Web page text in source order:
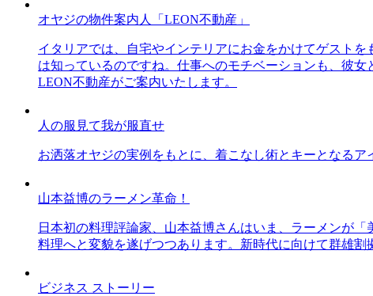
オヤジの物件案内人「LEON不動産」
イタリアでは、自宅やインテリアにお金をかけてゲスト
は知っているのですね。仕事へのモチベーションも、彼
LEON不動産がご案内いたします。
人の服見て我が服直せ
お洒落オヤジの実例をもとに、着こなし術とキーとなるア
山本益博のラーメン革命！
日本初の料理評論家、山本益博さんはいま、ラーメンが
料理へと変貌を遂げつつあります。新時代に向けて群雄
ビジネス ストーリー